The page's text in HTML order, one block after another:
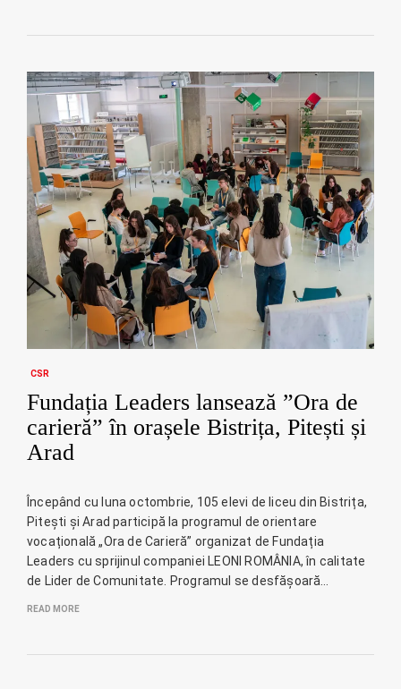
CSR
Fundația Leaders lansează ”Ora de
carieră” în orașele Bistrița, Pitești și
Arad
Începând cu luna octombrie, 105 elevi de liceu din Bistrița,
Pitești și Arad participă la programul de orientare
vocațională „Ora de Carieră” organizat de Fundația
Leaders cu sprijinul companiei LEONI ROMÂNIA, în calitate
de Lider de Comunitate. Programul se desfășoară…
READ MORE